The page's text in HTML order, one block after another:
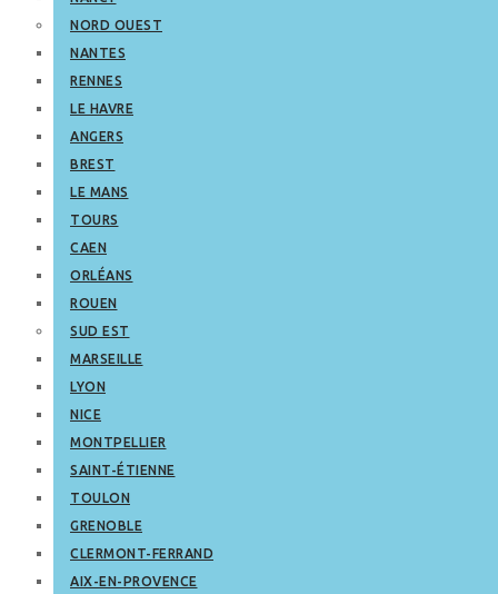
NORD OUEST
NANTES
RENNES
LE HAVRE
ANGERS
BREST
LE MANS
TOURS
CAEN
ORLÉANS
ROUEN
SUD EST
MARSEILLE
LYON
NICE
MONTPELLIER
SAINT-ÉTIENNE
TOULON
GRENOBLE
CLERMONT-FERRAND
AIX-EN-PROVENCE